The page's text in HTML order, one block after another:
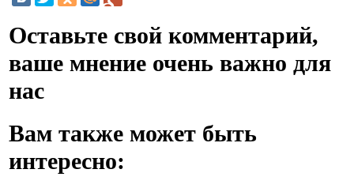
Оставьте свой комментарий,
ваше мнение очень важно для
нас
Вам также может быть
интересно: